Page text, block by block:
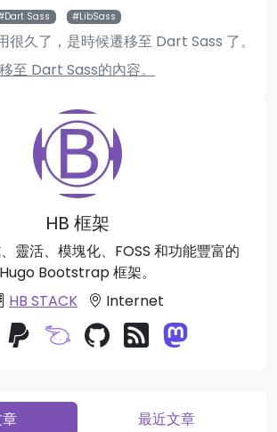
Dart Sass LibSass
很久了，是時候遷移至 Dart Sass 了。
至 Dart Sass的內容。
HB 框架
靈活、模塊化、FOSS 和功能豐富的
Hugo Bootstrap 框架。
HB STACK
Internet
最近文章